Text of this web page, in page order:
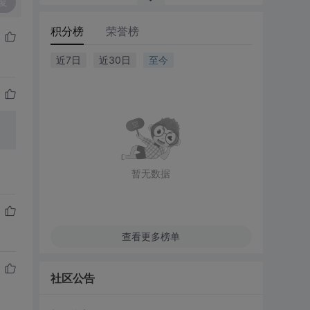
积分榜 荣誉榜
近7日 近30日 至今
暂无数据
查看更多榜单
社区公告